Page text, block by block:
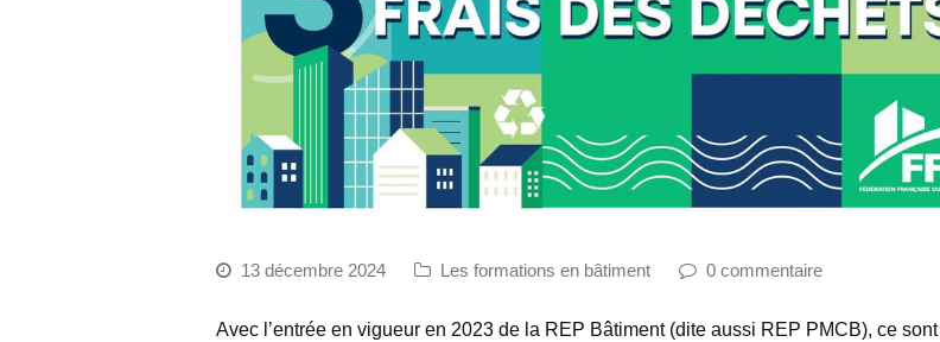
13 décembre 2024 Les formations en bâtiment 0 commentaire
Avec l’entrée en vigueur en 2023 de la REP Bâtiment (dite aussi REP PMCB), ce sont